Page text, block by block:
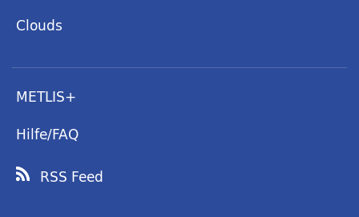
Clouds
METLIS+
Hilfe/FAQ
RSS Feed